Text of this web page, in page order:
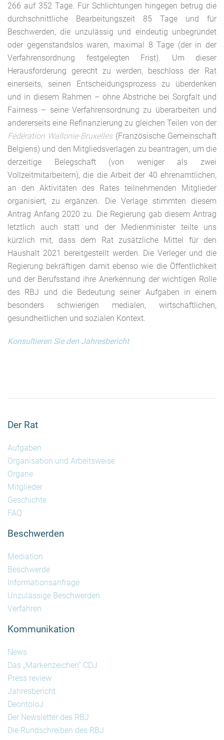
266 auf 352 Tage. Für Schlichtungen hingegen betrug die
durchschnittliche Bearbeitungszeit 85 Tage und für
Beschwerden, die unzulässig und eindeutig unbegründet
oder gegenstandslos waren, maximal 8 Tage (der in der
Verfahrensordnung festgelegten Frist). Um dieser
Herausforderung gerecht zu werden, beschloss der Rat
einerseits, seinen Entscheidungsprozess zu überdenken
und in diesem Rahmen – ohne Abstriche bei Sorgfalt und
Fairness – seine Verfahrensordnung zu überarbeiten und
andererseits eine Refinanzierung zu gleichen Teilen von der
Fédération Wallonie-Bruxelles(Französische Gemeinschaft
Belgiens) und den Mitgliedsverlagen zu beantragen, um die
derzeitige Belegschaft (von weniger als zwei
Vollzeitmitarbeitern), die die Arbeit der 40 ehrenamtlichen,
an den Aktivitäten des Rates teilnehmenden Mitglieder
organisiert, zu ergänzen. Die Verlage stimmten diesem
Antrag Anfang 2020 zu. Die Regierung gab diesem Antrag
letztlich auch statt und der Medienminister teilte uns
kürzlich mit, dass dem Rat zusätzliche Mittel für den
Haushalt 2021 bereitgestellt werden. Die Verleger und die
Regierung bekräftigen damit ebenso wie die Öffentlichkeit
und der Berufsstand ihre Anerkennung der wichtigen Rolle
des RBJ und die Bedeutung seiner Aufgaben in einem
besonders schwierigen medialen, wirtschaftlichen,
gesundheitlichen und sozialen Kontext.
Konsultieren Sie den Jahresbericht
Der Rat
Aufgaben
Organisation und Arbeitsweise
Organe
Mitglieder
Geschichte
FAQ
Beschwerden
Mediation
Beschwerde
Informationsanfrage
Unzulässige Beschwerden
Verfahren
Kommunikation
News
Das „Markenzeichen“ CDJ
Press review
Jahresbericht
DeontoloJ
Der Newsletter des RBJ
Die Rundschreiben des RBJ